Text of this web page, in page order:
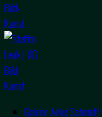
Galerie Anke Schmidt